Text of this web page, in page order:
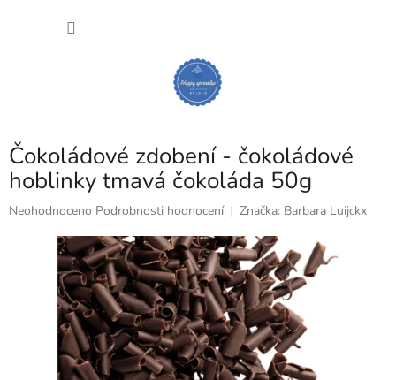
Čokoládové zdobení - čokoládové
hoblinky tmavá čokoláda 50g
Průměrné
produktu
hvězdiček.
Neohodnoceno Podrobnosti hodnocení Značka: Barbara Luijckx